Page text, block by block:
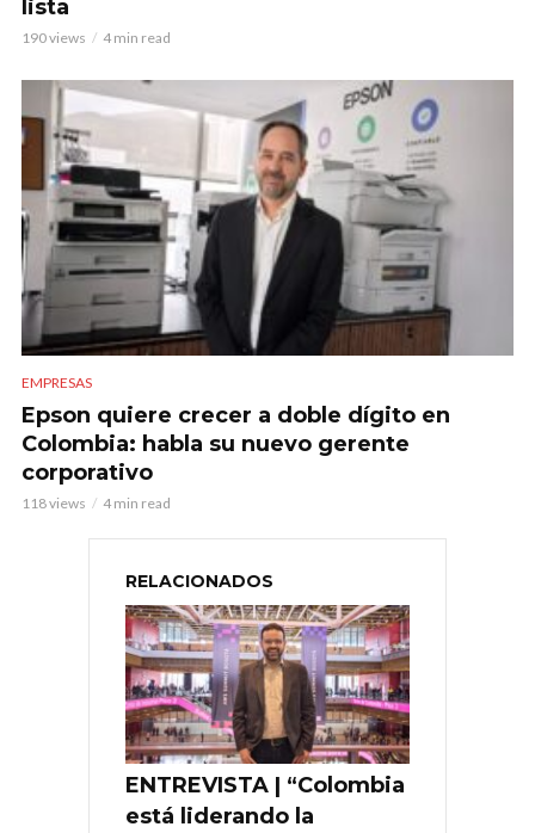
lista
190 views 4 min read
EMPRESAS
Epson quiere crecer a doble dígito en
Colombia: habla su nuevo gerente
corporativo
118 views 4 min read
RELACIONADOS
ENTREVISTA | “Colombia
está liderando la